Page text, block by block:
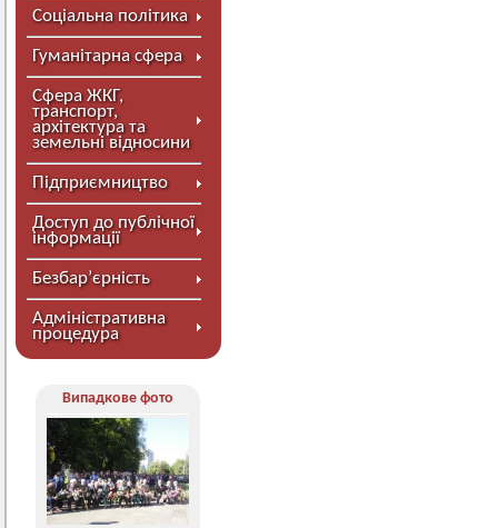
Соціальна політика
Гуманітарна сфера
Сфера ЖКГ,
транспорт,
архітектура та
земельні відносини
Підприємництво
Доступ до публічної
інформації
Безбар’єрність
Адміністративна
процедура
Випадкове фото